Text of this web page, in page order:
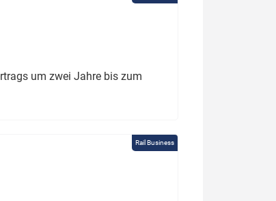
um zwei Jahre bis zum
Rail Business